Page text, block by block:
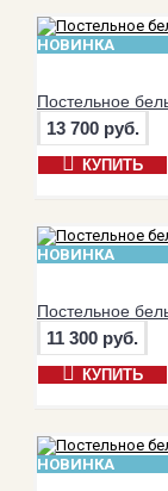
НОВИНКА
Постельное
13 700 руб.
КУПИТЬ
НОВИНКА
Постельное
11 300 руб.
КУПИТЬ
НОВИНКА